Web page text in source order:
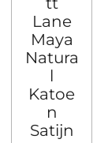
Lane
Maya
Natura
l
Katoe
n
Satijn